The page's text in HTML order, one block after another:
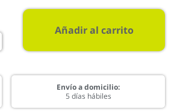
Añadir al carrito
Envío a domicilio:
5 días hábiles